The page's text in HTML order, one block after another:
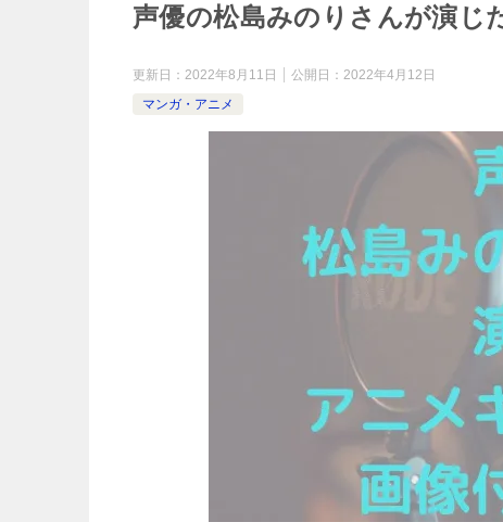
声優の松島みのりさんが演じ
更新日： 2022年8月11日 公開日： 2022年4月12日
マンガ・アニメ